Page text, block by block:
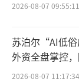
该双抗
TCH™技术
Numab公司
性药物发现
2026-08-07 09:55:11
苏泊尔“AI低
外资全盘掌控
发的负循环
2026-08-07 11:17:34